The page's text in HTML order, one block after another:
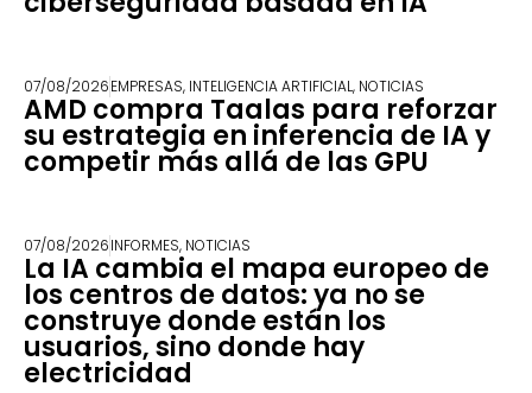
07/08/2026EMPRESAS, INTELIGENCIA ARTIFICIAL, NOTICIAS
AMD compra Taalas para reforzar
su estrategia en inferencia de IA y
competir más allá de las GPU
07/08/2026INFORMES, NOTICIAS
La IA cambia el mapa europeo de
los centros de datos: ya no se
construye donde están los
usuarios, sino donde hay
electricidad